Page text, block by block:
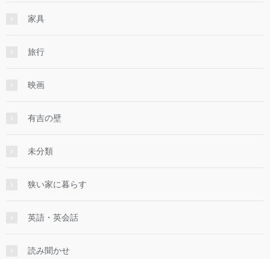
家具
旅行
映画
有吉の壁
未分類
狭い家に暮らす
英語・英会話
読み聞かせ